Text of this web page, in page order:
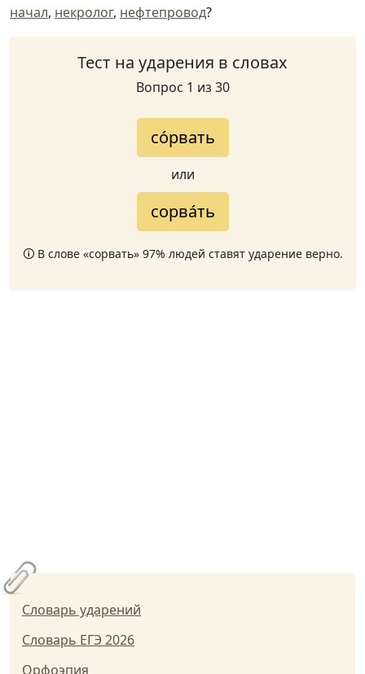
начал, некролог, нефтепровод?
Тест на ударения в словах
Вопрос 1 из 30
со́рвать
или
сорва́ть
🛈 В слове «сорвать» 97% людей ставят ударение верно.
Словарь ударений
Словарь ЕГЭ 2026
Орфоэпия